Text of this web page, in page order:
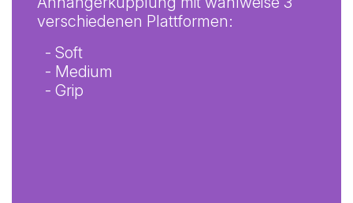
verschiedenen Plattformen:
- Soft
- Medium
- Grip